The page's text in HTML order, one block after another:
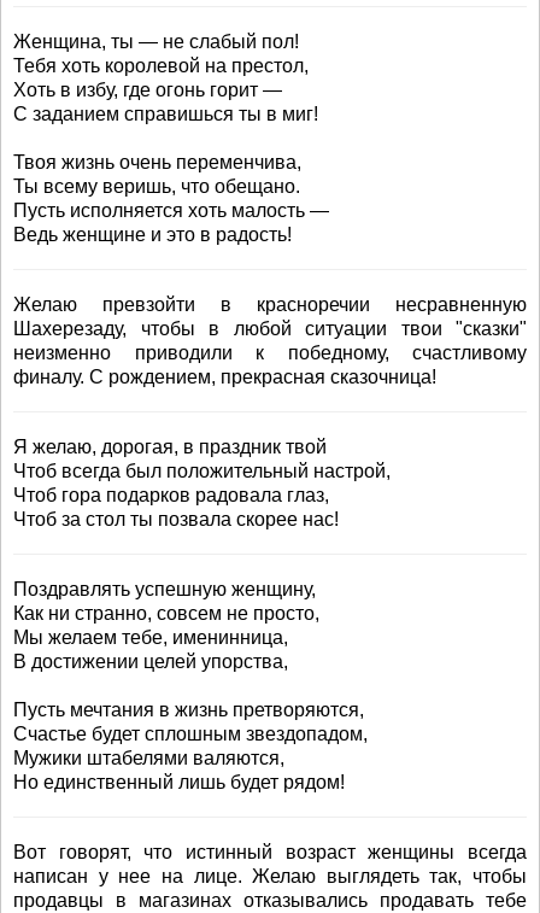
Женщина, ты — не слабый пол!
Тебя хоть королевой на престол,
Хоть в избу, где огонь горит —
С заданием справишься ты в миг!
Твоя жизнь очень переменчива,
Ты всему веришь, что обещано.
Пусть исполняется хоть малость —
Ведь женщине и это в радость!
Желаю превзойти в красноречии несравненную
Шахерезаду, чтобы в любой ситуации твои "сказки"
неизменно приводили к победному, счастливому
финалу. С рождением, прекрасная сказочница!
Я желаю, дорогая, в праздник твой
Чтоб всегда был положительный настрой,
Чтоб гора подарков радовала глаз,
Чтоб за стол ты позвала скорее нас!
Поздравлять успешную женщину,
Как ни странно, совсем не просто,
Мы желаем тебе, именинница,
В достижении целей упорства,
Пусть мечтания в жизнь претворяются,
Счастье будет сплошным звездопадом,
Мужики штабелями валяются,
Но единственный лишь будет рядом!
Вот говорят, что истинный возраст женщины всегда
написан у нее на лице. Желаю выглядеть так, чтобы
продавцы в магазинах отказывались продавать тебе